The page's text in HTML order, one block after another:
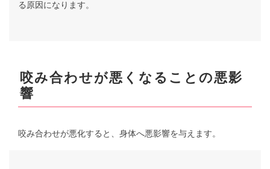
る原因になります。
咬み合わせが悪くなることの悪影
響
咬み合わせが悪化すると、身体へ悪影響を与えます。